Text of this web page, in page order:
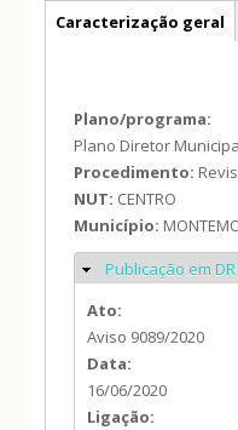
Info geral
Caracterização geral
Plano/programa:
Plano Diretor
Procedimento:
NUT: CENTRO
Município:
Ocultar
Publicação em DR
Ato:
Aviso 9089/2020
Data:
16/06/2020
Ligação: